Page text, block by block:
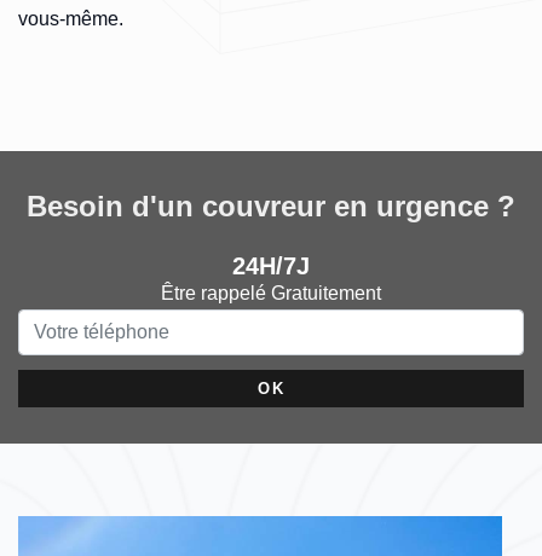
vous-même.
Besoin d'un couvreur en urgence ?
24H/7J
Être rappelé Gratuitement